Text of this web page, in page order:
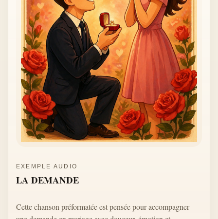
EXEMPLE AUDIO
LA DEMANDE
Cette chanson préformatée est pensée pour accompagner